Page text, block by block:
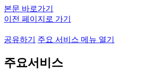
본문 바로가기
이전 페이지로 가기
공유하기 주요 서비스 메뉴 열기
주요서비스